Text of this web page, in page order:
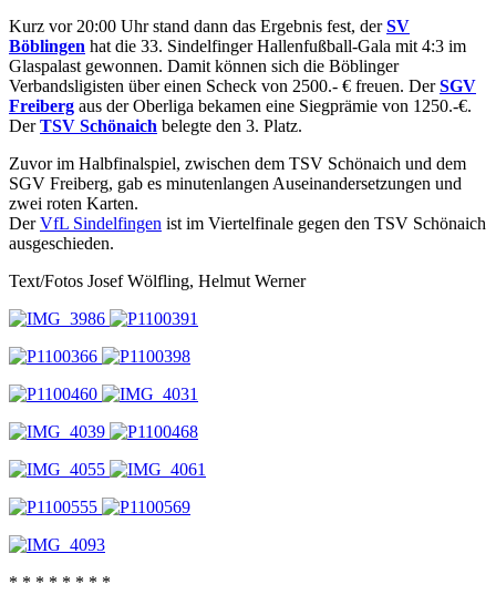
Kurz vor 20:00 Uhr stand dann das Ergebnis fest, derSV
Böblingen hat die 33. Sindelfinger Hallenfußball-Gala mit 4:3 im
Glaspalast gewonnen. Damit können sich die Böblinger
Verbandsligisten über einen Scheck von 2500.- € freuen. DerSGV
Freiberg aus der Oberliga bekamen eine Siegprämie von 1250.-€.
DerTSV Schönaich belegte den 3. Platz.
Zuvor im Halbfinalspiel, zwischen dem TSV Schönaich und dem
SGV Freiberg, gab es minutenlangen Auseinandersetzungen und
zwei roten Karten.
DerVfL Sindelfingen ist im Viertelfinale gegen den TSV Schönaich
ausgeschieden.
Text/Fotos Josef Wölfling, Helmut Werner
* * * * * * * *